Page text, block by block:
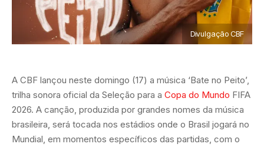
Divulgação CBF
A CBF lançou neste domingo (17) a música ‘Bate no Peito’,
trilha sonora oficial da Seleção para a Copa do Mundo FIFA
2026. A canção, produzida por grandes nomes da música
brasileira, será tocada nos estádios onde o Brasil jogará no
Mundial, em momentos específicos das partidas, com o